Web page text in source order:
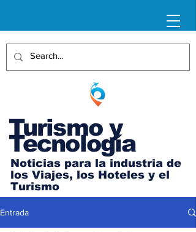
Turismo y
Tecnología
Noticias para la industria de
los Viajes, los Hoteles y el
Turismo
Entrada